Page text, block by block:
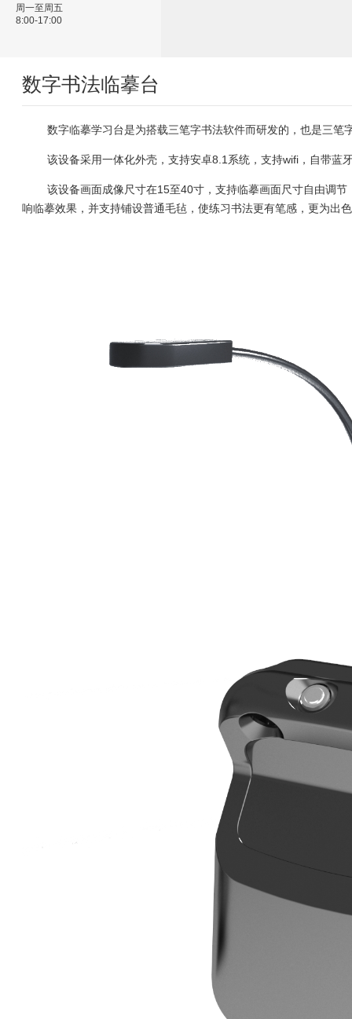
周一至周五
8:00-17:00
数字书法临摹台
数字临摹学习台是为搭载三笔字书法软件而研发的，也是三笔
该设备采用一体化外壳，支持安卓8.1系统，支持wifi，自带蓝
该设备画面成像尺寸在15至40寸，支持临摹画面尺寸自由调
响临摹效果，并支持铺设普通毛毡，使练习书法更有笔感，更为出